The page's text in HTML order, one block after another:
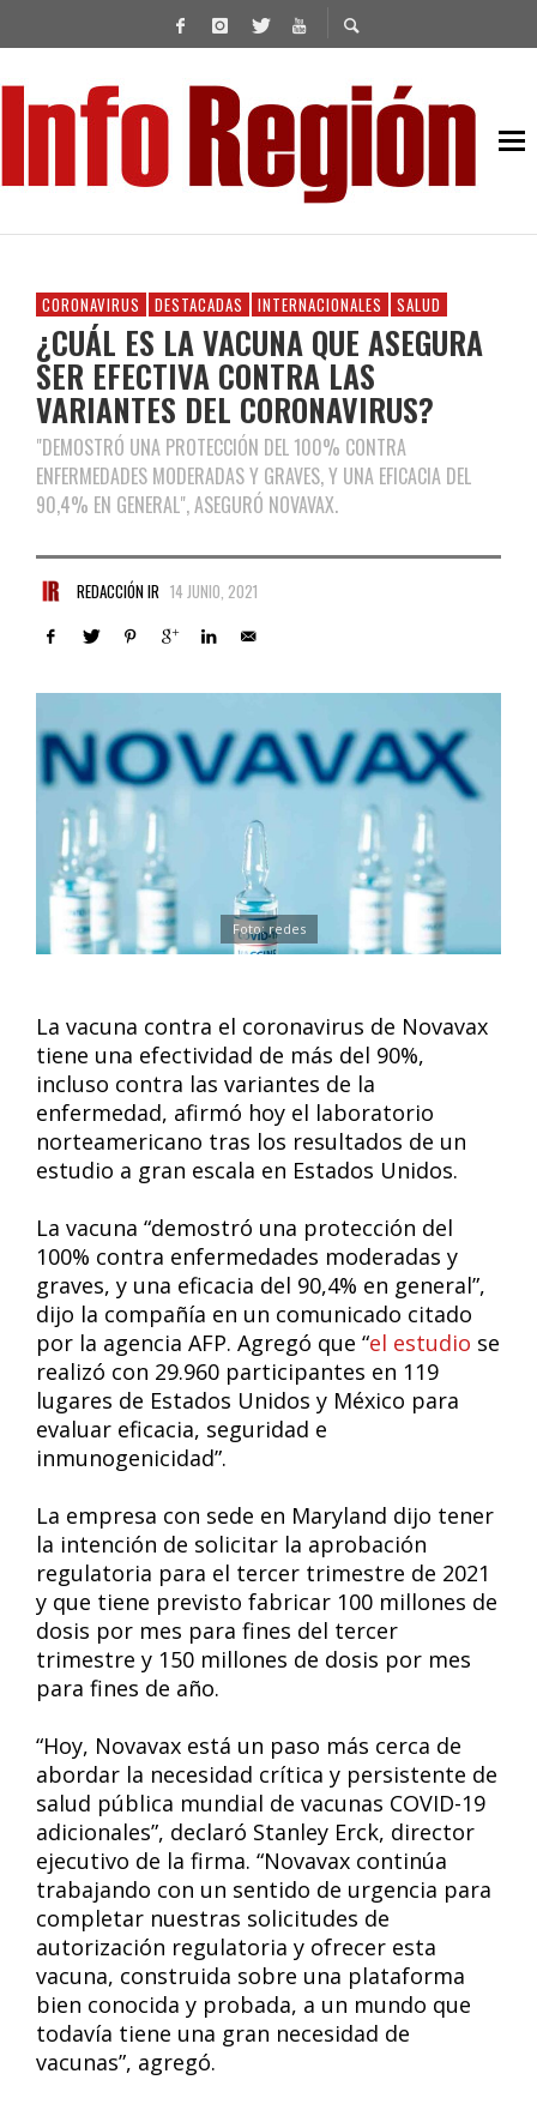
CORONAVIRUS DESTACADAS INTERNACIONALES SALUD
¿CUÁL ES LA VACUNA QUE ASEGURA
SER EFECTIVA CONTRA LAS
VARIANTES DEL CORONAVIRUS?
"DEMOSTRÓ UNA PROTECCIÓN DEL 100% CONTRA
ENFERMEDADES MODERADAS Y GRAVES, Y UNA EFICACIA DEL
90,4% EN GENERAL", ASEGURÓ NOVAVAX.
REDACCIÓN IR 14 JUNIO, 2021
Foto: redes
La vacuna contra el coronavirus de Novavax
tiene una efectividad de más del 90%,
incluso contra las variantes de la
enfermedad, afirmó hoy el laboratorio
norteamericano tras los resultados de un
estudio a gran escala en Estados Unidos.
La vacuna “demostró una protección del
100% contra enfermedades moderadas y
graves, y una eficacia del 90,4% en general”,
dijo la compañía en un comunicado citado
por la agencia AFP. Agregó que “el estudio se
realizó con 29.960 participantes en 119
lugares de Estados Unidos y México para
evaluar eficacia, seguridad e
inmunogenicidad”.
La empresa con sede en Maryland dijo tener
la intención de solicitar la aprobación
regulatoria para el tercer trimestre de 2021
y que tiene previsto fabricar 100 millones de
dosis por mes para fines del tercer
trimestre y 150 millones de dosis por mes
para fines de año.
“Hoy, Novavax está un paso más cerca de
abordar la necesidad crítica y persistente de
salud pública mundial de vacunas COVID-19
adicionales”, declaró Stanley Erck, director
ejecutivo de la firma. “Novavax continúa
trabajando con un sentido de urgencia para
completar nuestras solicitudes de
autorización regulatoria y ofrecer esta
vacuna, construida sobre una plataforma
bien conocida y probada, a un mundo que
todavía tiene una gran necesidad de
vacunas”, agregó.